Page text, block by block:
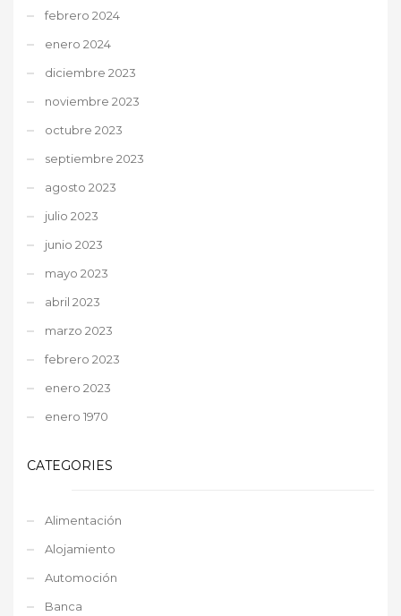
febrero 2024
enero 2024
diciembre 2023
noviembre 2023
octubre 2023
septiembre 2023
agosto 2023
julio 2023
junio 2023
mayo 2023
abril 2023
marzo 2023
febrero 2023
enero 2023
enero 1970
CATEGORIES
Alimentación
Alojamiento
Automoción
Banca